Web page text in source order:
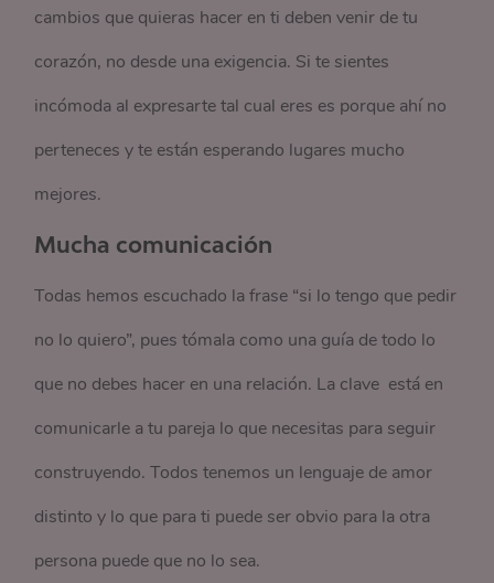
cambios que quieras hacer en ti deben venir de tu
corazón, no desde una exigencia. Si te sientes
incómoda al expresarte tal cual eres es porque ahí no
perteneces y te están esperando lugares mucho
mejores.
Mucha comunicación
Todas hemos escuchado la frase “si lo tengo que pedir
no lo quiero”, pues tómala como una guía de todo lo
que no debes hacer en una relación. La clave está en
comunicarle a tu pareja lo que necesitas para seguir
construyendo. Todos tenemos un lenguaje de amor
distinto y lo que para ti puede ser obvio para la otra
persona puede que no lo sea.